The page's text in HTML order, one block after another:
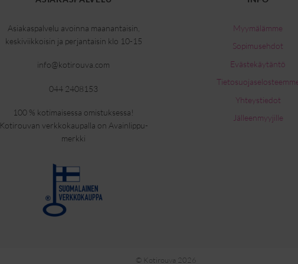
Asiakaspalvelu avoinna maanantaisin,
keskiviikkoisin ja perjantaisin klo 10-15
info@kotirouva.com
044 2408153
100 % kotimaisessa omistuksessa!
Kotirouvan verkkokaupalla on Avainlippu-
merkki
Myymälämme
Sopimusehdot
Evästekäytäntö
Yhteystiedot
Jälleenmyyjille
© Kotirouva 2026